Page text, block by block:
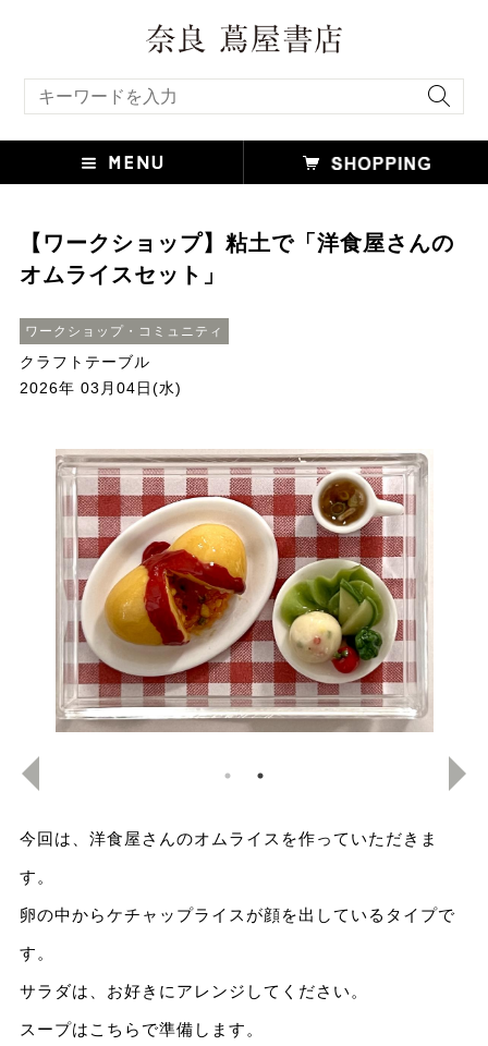
【ワークショップ】粘土で「洋食屋さんの
オムライスセット」
ワークショップ・コミュニティ
クラフトテーブル
2026年 03月04日(水)
今回は、洋食屋さんのオムライスを作っていただきま
す。
卵の中からケチャップライスが顔を出しているタイプで
す。
サラダは、お好きにアレンジしてください。
スープはこちらで準備します。